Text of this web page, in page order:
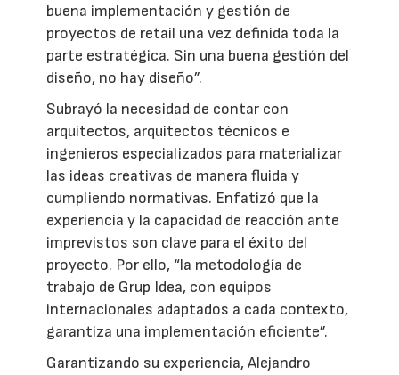
buena implementación y gestión de
proyectos de retail una vez definida toda la
parte estratégica. Sin una buena gestión del
diseño, no hay diseño”.
Subrayó la necesidad de contar con
arquitectos, arquitectos técnicos e
ingenieros especializados para materializar
las ideas creativas de manera fluida y
cumpliendo normativas. Enfatizó que la
experiencia y la capacidad de reacción ante
imprevistos son clave para el éxito del
proyecto. Por ello, “la metodología de
trabajo de Grup Idea, con equipos
internacionales adaptados a cada contexto,
garantiza una implementación eficiente”.
Garantizando su experiencia, Alejandro